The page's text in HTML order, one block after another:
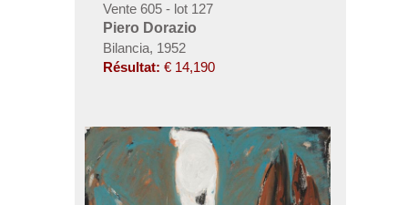
Vente 605 - lot 127
Piero Dorazio
Bilancia, 1952
Résultat: € 14,190